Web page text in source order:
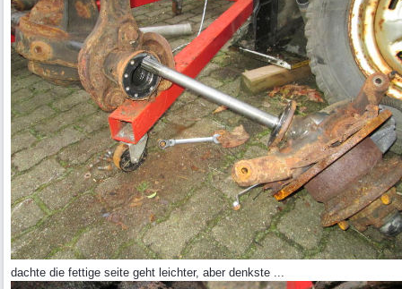
dachte die fettige seite geht leichter, aber denkste ...